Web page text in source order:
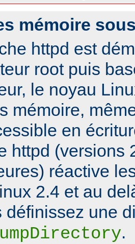
mémoire
httpd est
root puis
le noyau
mémoire,
en
httpd (versions
réactive
2.4 et au
définissez une
.